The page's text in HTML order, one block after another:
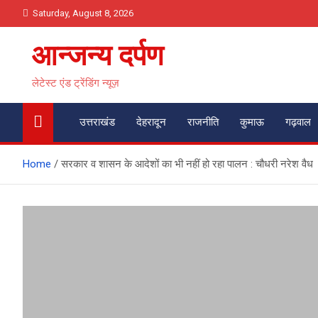
to
Saturday, August 8, 2026
आन्जन्य दर्पण
लेटेस्ट एंड ट्रेंडिंग न्यूज़
उत्तराखंड देहरादून राजनीति कुमाऊ गढ़वाल
Home सरकार व शासन के आदेशों का भी नहीं हो रहा पालन : चौधरी नरेश वैध